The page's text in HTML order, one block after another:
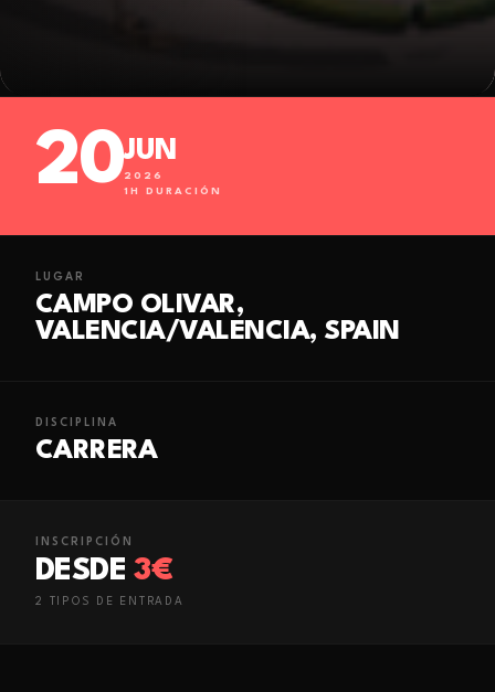
20JUN
2026
1H DURACIÓN
LUGAR
CAMPO OLIVAR,
VALENCIA/VALENCIA, SPAIN
DISCIPLINA
CARRERA
INSCRIPCIÓN
DESDE 3€
2 TIPO S DE ENTRADA